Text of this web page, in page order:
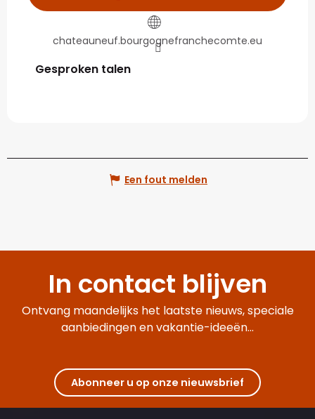
chateauneuf.bourgognefranchecomte.eu
Gesproken talen
Gesproken talen
Een fout melden
In contact blijven
Ontvang maandelijks het laatste nieuws, speciale
aanbiedingen en vakantie-ideeën...
Abonneer u op onze nieuwsbrief